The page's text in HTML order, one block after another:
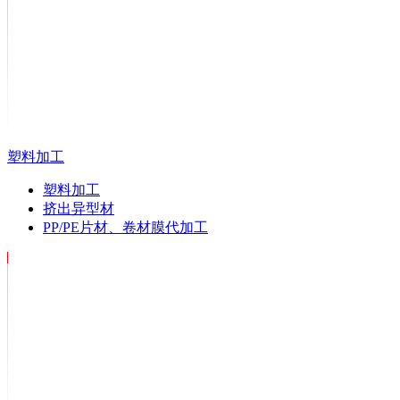
塑料加工
塑料加工
挤出异型材
PP/PE片材、卷材膜代加工